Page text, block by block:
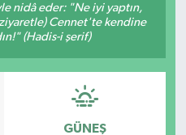
nidâ eder: "Ne iyi yaptın,
Cennet'te kendine
(Hadis-i şerif)
GÜNEŞ